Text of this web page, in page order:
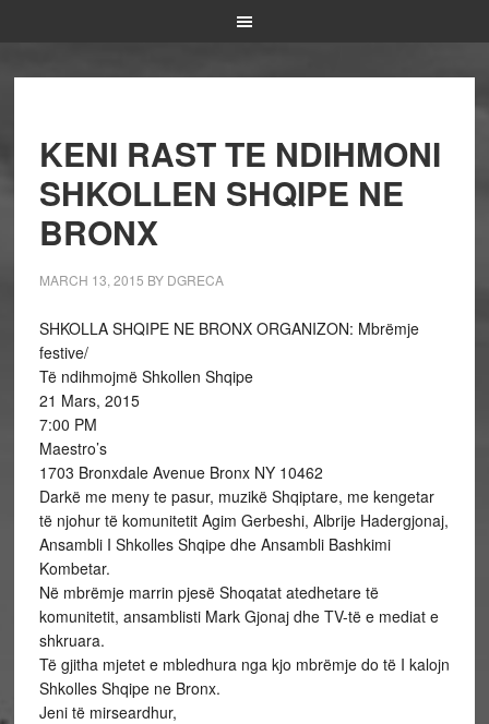
KENI RAST TE NDIHMONI
SHKOLLEN SHQIPE NE
BRONX
MARCH 13, 2015 BY DGRECA
SHKOLLA SHQIPE NE BRONX ORGANIZON: Mbrëmje
festive/
Të ndihmojmë Shkollen Shqipe
21 Mars, 2015
7:00 PM
Maestro’s
1703 Bronxdale Avenue Bronx NY 10462
Darkë me meny te pasur, muzikë Shqiptare, me kengetar
të njohur të komunitetit Agim Gerbeshi, Albrije Hadergjonaj,
Ansambli I Shkolles Shqipe dhe Ansambli Bashkimi
Kombetar.
Në mbrëmje marrin pjesë Shoqatat atedhetare të
komunitetit, ansamblisti Mark Gjonaj dhe TV-të e mediat e
shkruara.
Të gjitha mjetet e mbledhura nga kjo mbrëmje do të I kalojn
Shkolles Shqipe ne Bronx.
Jeni të mirseardhur,